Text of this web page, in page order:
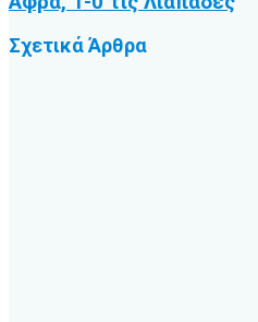
ΣχετικάΆρθρα